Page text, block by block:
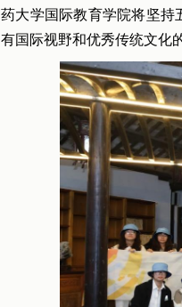
药大学国际教育学院将坚持
有国际视野和优秀传统文化